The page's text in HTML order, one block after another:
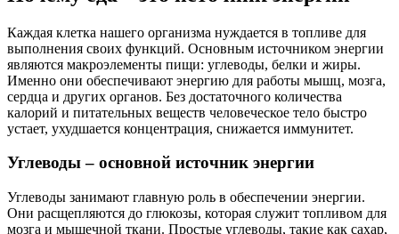
Каждая клетка нашего организма нуждается в топливе для
выполнения своих функций. Основным источником энергии
являются макроэлементы пищи: углеводы, белки и жиры.
Именно они обеспечивают энергию для работы мышц, мозга,
сердца и других органов. Без достаточного количества
калорий и питательных веществ человеческое тело быстро
устает, ухудшается концентрация, снижается иммунитет.
Углеводы – основной источник энергии
Углеводы занимают главную роль в обеспечении энергии.
Они расщепляются до глюкозы, которая служит топливом для
мозга и мышечной ткани. Простые углеводы, такие как сахар,